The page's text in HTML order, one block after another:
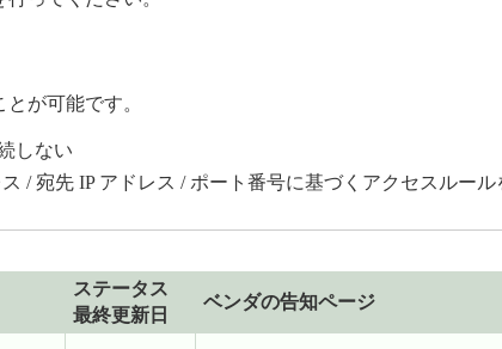
が可能です。
しない
/ 宛先 IP アドレス / ポート番号に基づくアクセスルー
ステータス
最終更新日
ベンダの告知ページ